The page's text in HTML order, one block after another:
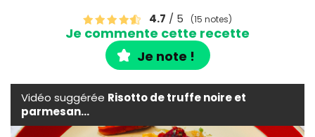
4.7 / 5 (15 notes)
Je commente cette recette
Je note !
Vidéo suggérée Risotto de truffe noire et
parmesan...